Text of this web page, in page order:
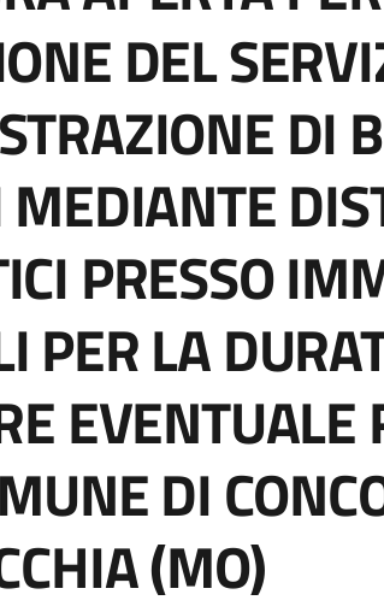
DEL
DI
PRESSO
PER LA
EVENTUALE
DI
(MO)